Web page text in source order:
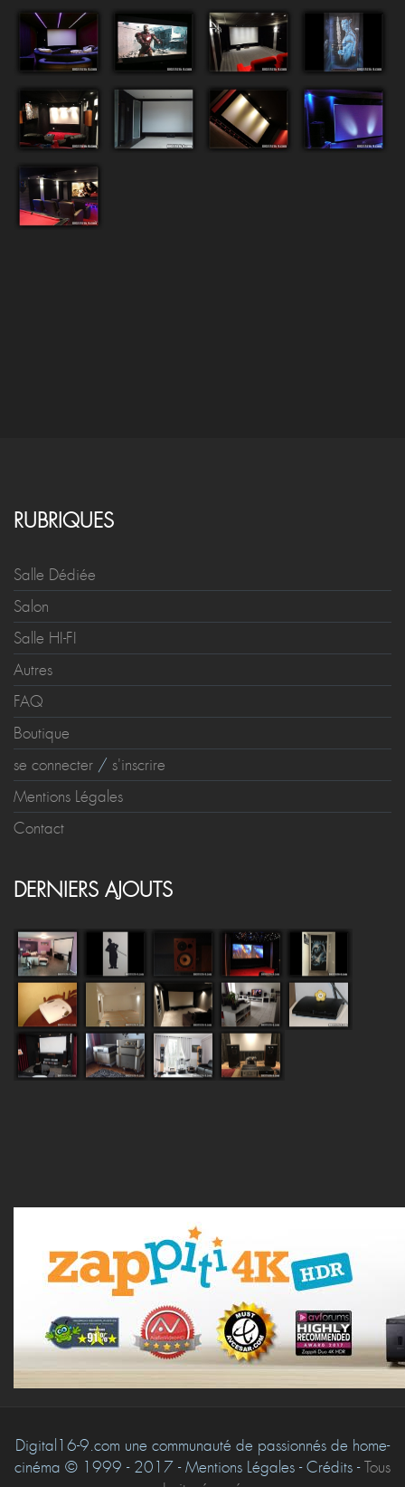
RUBRIQUES
Salle Dédiée
Salon
Salle HI-FI
Autres
FAQ
Boutique
se connecter / s'inscrire
Mentions Légales
Contact
DERNIERS AJOUTS
Digital16-9.com une communauté de passionnés de home-
cinéma © 1999 - 2017 - Mentions Légales - Crédits -Tous